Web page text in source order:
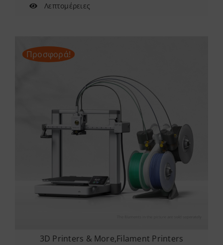
Λεπτομέρειες
Προσφορά!
3D Printers & More,Filament Printers